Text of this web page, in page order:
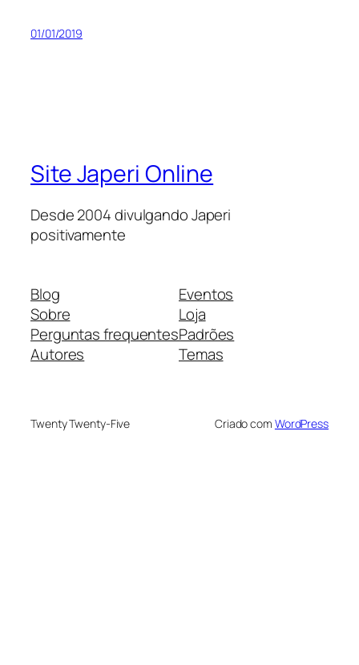
01/01/2019
Site Japeri Online
Desde 2004 divulgando Japeri
positivamente
Blog
Sobre
Perguntas frequentes
Autores
Eventos
Loja
Padrões
Temas
Twenty Twenty-Five Criado com WordPress